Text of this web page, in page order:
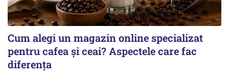
Cum alegi un magazin online specializat
pentru cafea și ceai? Aspectele care fac
diferența